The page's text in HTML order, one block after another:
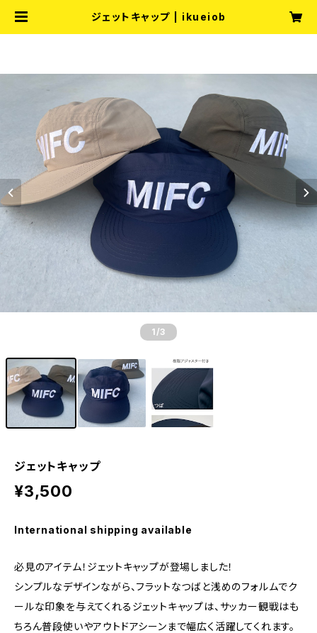
ジェットキャップ | ikueiob
1 /3
ジェットキャップ
¥3,500
International shipping available
必見のアイテム！ジェットキャップが登場しました！
シンプルなデザインながら、フラットなつばと浅めのフォルムでク
ールな印象を与えてくれるジェットキャップは、サッカー観戦はも
ちろん普段使いやアウトドアシーンまで幅広く活躍してくれます。